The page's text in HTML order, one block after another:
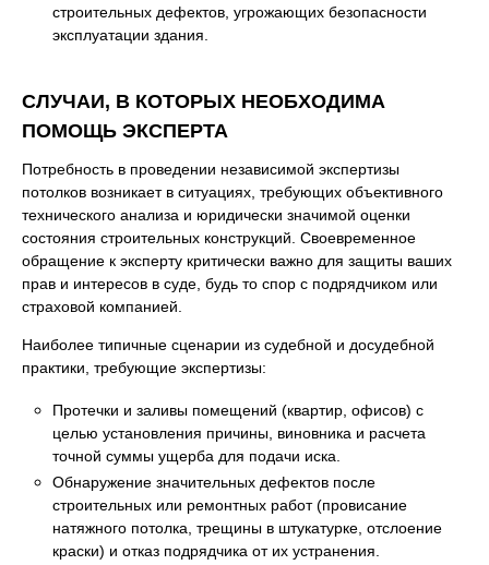
строительных дефектов, угрожающих безопасности
эксплуатации здания.
СЛУЧАИ, В КОТОРЫХ НЕОБХОДИМА
ПОМОЩЬ ЭКСПЕРТА
Потребность в проведении независимой экспертизы
потолков возникает в ситуациях, требующих объективного
технического анализа и юридически значимой оценки
состояния строительных конструкций. Своевременное
обращение к эксперту критически важно для защиты ваших
прав и интересов в суде, будь то спор с подрядчиком или
страховой компанией.
Наиболее типичные сценарии из судебной и досудебной
практики, требующие экспертизы:
Протечки и заливы помещений (квартир, офисов) с
целью установления причины, виновника и расчета
точной суммы ущерба для подачи иска.
Обнаружение значительных дефектов после
строительных или ремонтных работ (провисание
натяжного потолка, трещины в штукатурке, отслоение
краски) и отказ подрядчика от их устранения.